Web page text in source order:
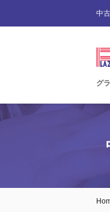
中
グ